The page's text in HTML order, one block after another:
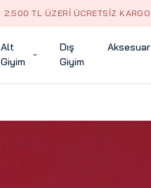
2.500 TL ÜZERI ÜCRETSIZ KARGO
Alt
Giyim
Dış
Giyim
Aksesuar